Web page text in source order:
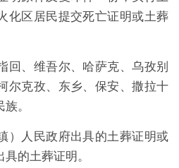
化区居民提交死亡证明或土葬
回、维吾尔、哈萨克、乌孜别
尔克孜、东乡、保安、撒拉十
。
）人民政府出具的土葬证明或
的土葬证明。